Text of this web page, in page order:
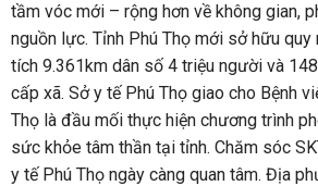
tầm vóc mới – rộng hơn về không gian,
nguồn lực. Tỉnh Phú Thọ mới sở hữu
tích 9.361km dân số 4 triệu người và
cấp xã. Sở y tế Phú Thọ giao cho Bệnh
Thọ là đầu mối thực hiện chương trình
sức khỏe tâm thần tại tỉnh. Chăm sóc
y tế Phú Thọ ngày càng quan tâm. Địa